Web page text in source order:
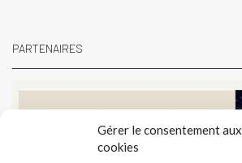
Gérer le consentement aux
cookies
PARTENAIRES